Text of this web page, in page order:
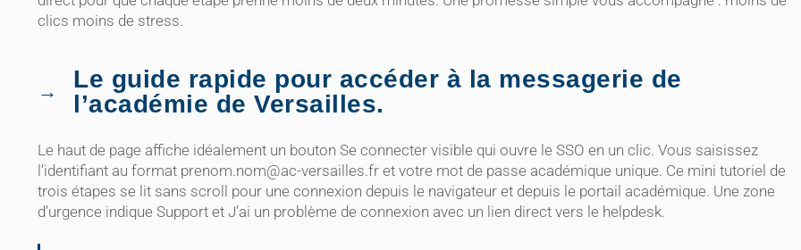
clics moins de stress.
Le guide rapide pour accéder à la messagerie de
l’académie de Versailles.
Le haut de page affiche idéalement un bouton Se connecter visible qui ouvre le SSO en un clic. Vous saisissez
l’identifiant au format prenom.nom@ac-versailles.fr et votre mot de passe académique unique. Ce mini tutoriel de
trois étapes se lit sans scroll pour une connexion depuis le navigateur et depuis le portail académique. Une zone
d’urgence indique Support et J’ai un problème de connexion avec un lien direct vers le helpdesk.